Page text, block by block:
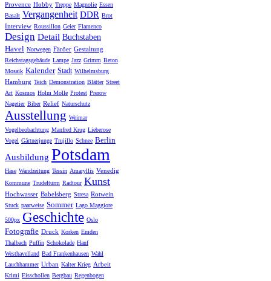
Provence Hobby Treppe Magnolie Essen
Basalt Vergangenheit DDR Brot
Interview Roussillon Geier Flamenco
Design Detail Buchstaben
Havel Norwegen Färöer Gestaltung
Reichstagsgebäude Lampe Jazz Grimm Beton
Mosaik Kalender Stadt Wilhelmsburg
Hamburg Teich Demonstration Blätter Street
Art Kosmos Holm Molle Protest Prerow
Nagetier Biber Relief Naturschutz
Ausstellung Weimar
Vogelbeobachtung Manfred Krug Lieberose
Vogel Gärtnerjunge Trujillo Schnee Berlin
Ausbildung Potsdam
Hase Wandzeitung Tessin Amaryllis Venedig
Kommune Trudelturm Radtour Kunst
Hochwasser Babelsberg Stresa Rotwein
Stuck paarweise Sommer Lago Maggiore
500px Geschichte Oslo
Fotografie Druck Korken Emden
Thalbach Puffin Schokolade Hanf
Westhavelland Bad Frankenhausen Wahl
Lauchhammer Urban Kalter Krieg Arbeit
Krimi Eisschollen Bergbau Regenbogen